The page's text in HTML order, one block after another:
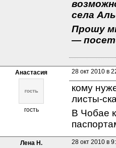
села
Прошу
—
Анастасия
гость
28 окт 2010 в
кому
листы-
В Чобае
Лена Н. 28 окт 2010 в